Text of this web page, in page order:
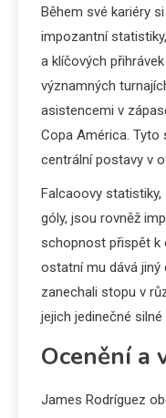
Během své kariéry
impozantní
a klíčových
významných
asistencemi v
Copa América. Tyto
centrální postavy v
Falcaoovy
góly, jsou rovněž
schopnost přispět k
ostatní mu dává jiný
zanechali stopu v
jejich jedinečné silné
Ocenění a
James Rodríguez